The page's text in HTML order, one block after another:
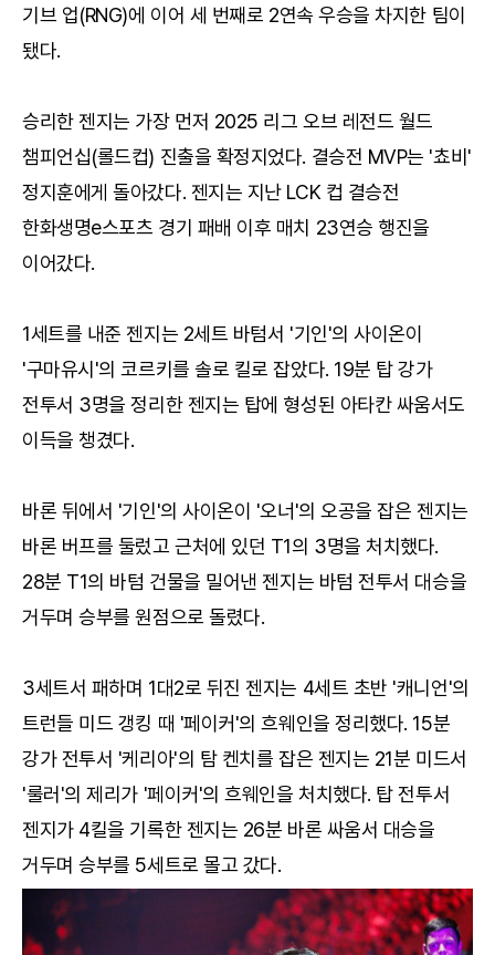
기브 업(RNG)에 이어 세 번째로 2연속 우승을 차지한 팀이
됐다.
승리한 젠지는 가장 먼저 2025 리그 오브 레전드 월드
챔피언십(롤드컵) 진출을 확정지었다. 결승전 MVP는 '쵸비'
정지훈에게 돌아갔다. 젠지는 지난 LCK 컵 결승전
한화생명e스포츠 경기 패배 이후 매치 23연승 행진을
이어갔다.
1세트를 내준 젠지는 2세트 바텀서 '기인'의 사이온이
'구마유시'의 코르키를 솔로 킬로 잡았다. 19분 탑 강가
전투서 3명을 정리한 젠지는 탑에 형성된 아타칸 싸움서도
이득을 챙겼다.
바론 뒤에서 '기인'의 사이온이 '오너'의 오공을 잡은 젠지는
바론 버프를 둘렀고 근처에 있던 T1의 3명을 처치했다.
28분 T1의 바텀 건물을 밀어낸 젠지는 바텀 전투서 대승을
거두며 승부를 원점으로 돌렸다.
3세트서 패하며 1대2로 뒤진 젠지는 4세트 초반 '캐니언'의
트런들 미드 갱킹 때 '페이커'의 흐웨인을 정리했다. 15분
강가 전투서 '케리아'의 탐 켄치를 잡은 젠지는 21분 미드서
'룰러'의 제리가 '페이커'의 흐웨인을 처치했다. 탑 전투서
젠지가 4킬을 기록한 젠지는 26분 바론 싸움서 대승을
거두며 승부를 5세트로 몰고 갔다.